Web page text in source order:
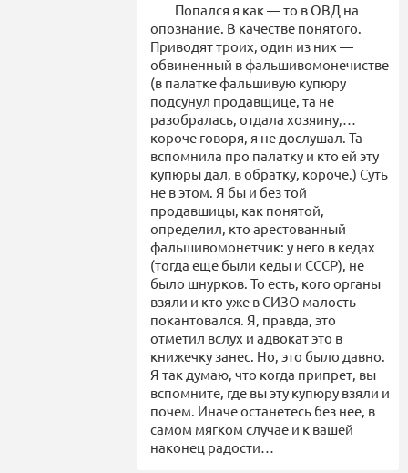
Попался я как — то в ОВД на
опознание. В качестве понятого.
Приводят троих, один из них —
обвиненный в фальшивомонечистве
(в палатке фальшивую купюру
подсунул продавщице, та не
разобралась, отдала хозяину,…
короче говоря, я не дослушал. Та
вспомнила про палатку и кто ей эту
купюры дал, в обратку, короче.) Суть
не в этом. Я бы и без той
продавшицы, как понятой,
определил, кто арестованный
фальшивомонетчик: у него в кедах
(тогда еще были кеды и СССР), не
было шнурков. То есть, кого органы
взяли и кто уже в СИЗО малость
покантовался. Я, правда, это
отметил вслух и адвокат это в
книжечку занес. Но, это было давно.
Я так думаю, что когда припрет, вы
вспомните, где вы эту купюру взяли и
почем. Иначе останетесь без нее, в
самом мягком случае и к вашей
наконец радости…